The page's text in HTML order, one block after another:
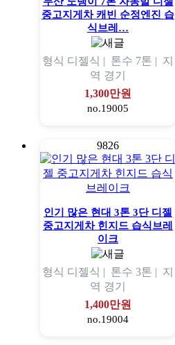
중고지게차 캐빈 순정엔진 습
식브레…
형식 디젤식 | 톤수 7톤 | 지
역 경기
1,300만원
no.19005
9826
인기 많은 현대 3톤 3단 디젤
중고지게차 힌지드 습식브레
이크
형식 디젤식 | 톤수 3톤 | 지
역 경기
1,400만원
no.19004